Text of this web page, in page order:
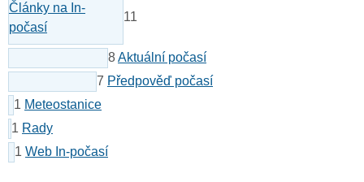
Články na In-
počasí
11
8Aktuální počasí
7 Předpověď počasí
1 Meteostanice
1 Rady
1 Web In-počasí